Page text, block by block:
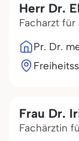
Herr Dr.
Facharzt
Pr. Dr.
Frau Dr.
Fachärztin